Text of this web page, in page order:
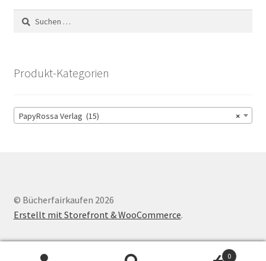
Suchen
nach:
Produkt-Kategorien
×
PapyRossa Verlag (15)
© Bücherfairkaufen 2026
Erstellt mit Storefront & WooCommerce.
0